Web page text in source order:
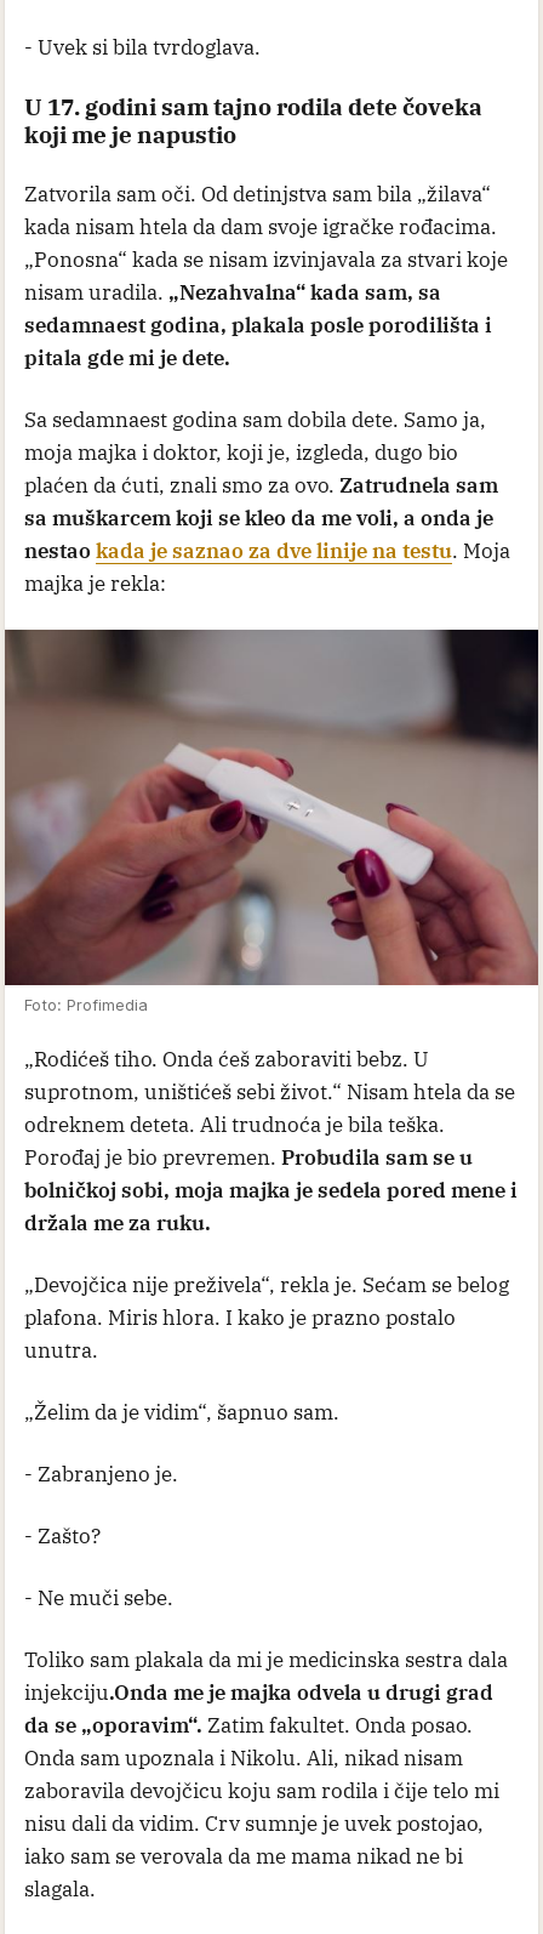
- Uvek si bila tvrdoglava.
U 17. godini sam tajno rodila dete čoveka
koji me je napustio
Zatvorila sam oči. Od detinjstva sam bila „žilava“
kada nisam htela da dam svoje igračke rođacima.
„Ponosna“ kada se nisam izvinjavala za stvari koje
nisam uradila. „Nezahvalna“ kada sam, sa
sedamnaest godina, plakala posle porodilišta i
pitala gde mi je dete.
Sa sedamnaest godina sam dobila dete. Samo ja,
moja majka i doktor, koji je, izgleda, dugo bio
plaćen da ćuti, znali smo za ovo. Zatrudnela sam
sa muškarcem koji se kleo da me voli, a onda je
nestao kada je saznao za dve linije na testu. Moja
majka je rekla:
Foto: Profimedia
„Rodićeš tiho. Onda ćeš zaboraviti bebz. U
suprotnom, uništićeš sebi život.“ Nisam htela da se
odreknem deteta. Ali trudnoća je bila teška.
Porođaj je bio prevremen. Probudila sam se u
bolničkoj sobi, moja majka je sedela pored mene i
držala me za ruku.
„Devojčica nije preživela“, rekla je. Sećam se belog
plafona. Miris hlora. I kako je prazno postalo
unutra.
„Želim da je vidim“, šapnuo sam.
- Zabranjeno je.
- Zašto?
- Ne muči sebe.
Toliko sam plakala da mi je medicinska sestra dala
injekciju.Onda me je majka odvela u drugi grad
da se „oporavim“. Zatim fakultet. Onda posao.
Onda sam upoznala i Nikolu. Ali, nikad nisam
zaboravila devojčicu koju sam rodila i čije telo mi
nisu dali da vidim. Crv sumnje je uvek postojao,
iako sam se verovala da me mama nikad ne bi
slagala.